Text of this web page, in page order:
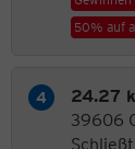
50% auf
24.27
39606